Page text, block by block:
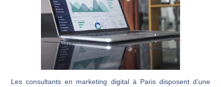
Les consultants en marketing digital à Paris disposent d’une